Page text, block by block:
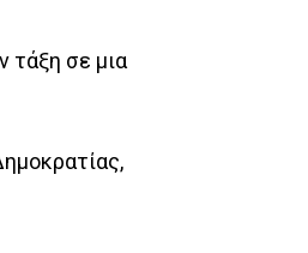
τάξη σε μια